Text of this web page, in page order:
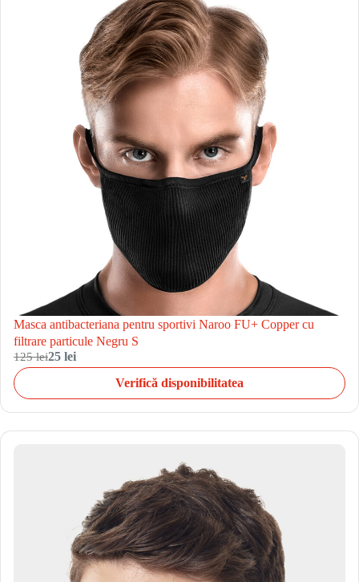
Masca antibacteriana pentru sportivi Naroo FU+ Copper cu
filtrare particule Negru S
125 lei25 lei
Verifică disponibilitatea